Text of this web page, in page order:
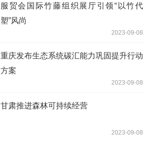
服贸会国际竹藤组织展厅引领“以竹代
塑”风尚
2023-09-08
重庆发布生态系统碳汇能力巩固提升行动
方案
2023-09-08
甘肃推进森林可持续经营
2023-09-08